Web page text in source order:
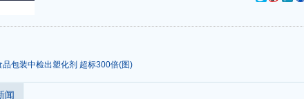
包装中检出塑化剂 超标300倍(图)
闻